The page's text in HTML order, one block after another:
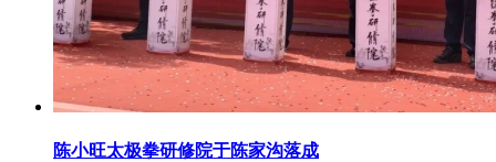
陈小旺太极拳研修院于陈家沟落成